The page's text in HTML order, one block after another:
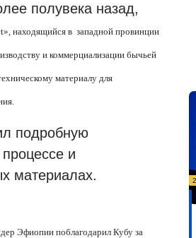
полувека назад,
», находящийся в западной провинции
и коммерциализации бычьей
материалу для
подробную
и
материалах.
Эфиопии поблагодарил Кубу за